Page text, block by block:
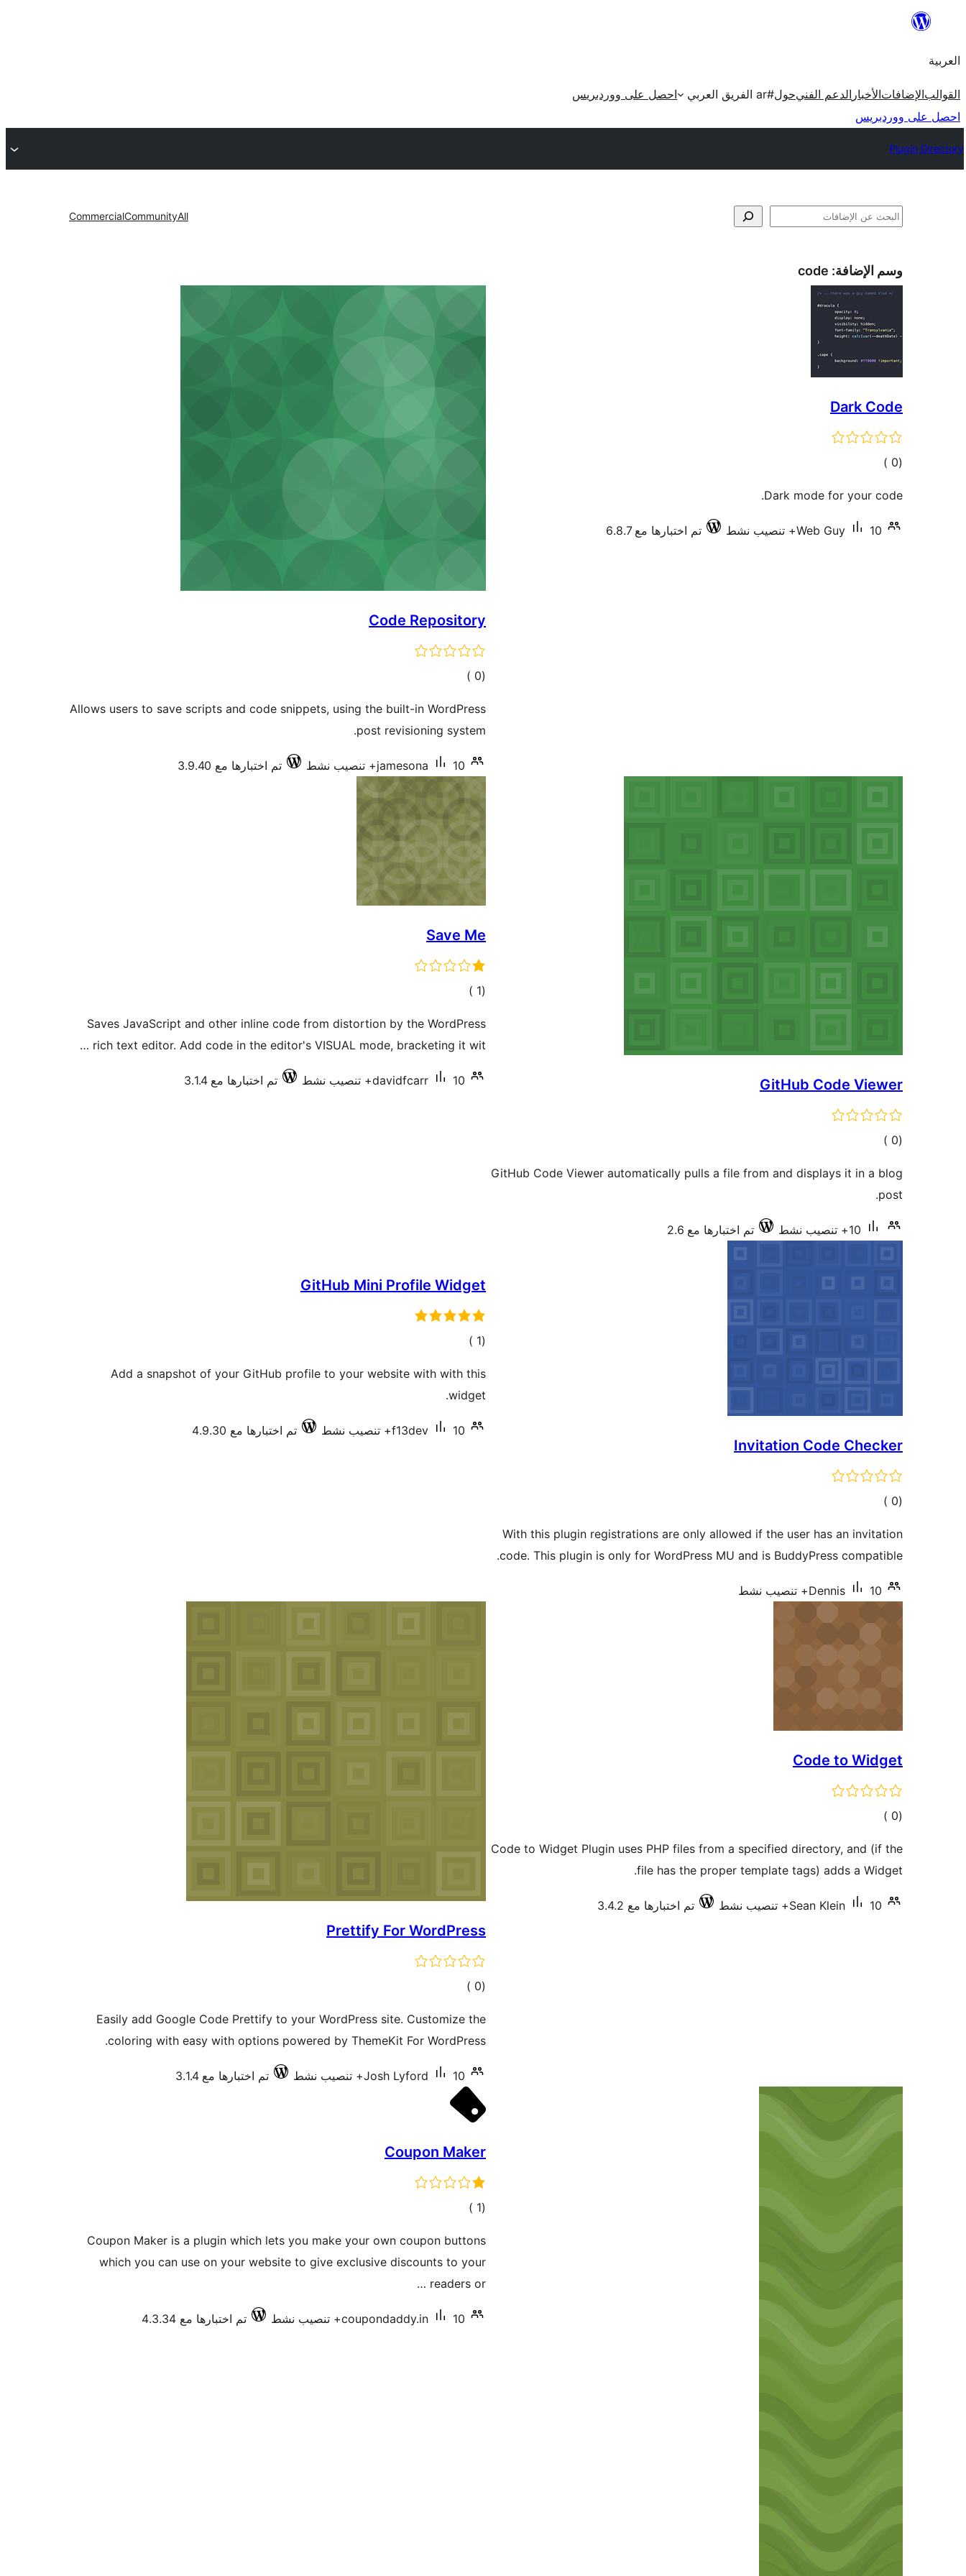
المحتوى
العربية
القوالبالإضافاتالأخبار الدعم الفنيحول#ar الفريق العربي
احصل على ووردبريس
احصل على ووردبريس
Plugin Directory
البحث All
Community
Commercial
وسم الإضافة: code
Dark Code
(0
إجمالي)
Dark mode for your code.
Web Guy 10+ تنصيب نشط تم اختبارها مع 6.8.7
Code Repository
(0
إجمالي)
Allows users to save scripts and code snippets, using the built-in WordPress
post revisioning system.
jamesona 10+ تنصيب نشط تم اختبارها مع 3.9.40
GitHub Code Viewer
(0
إجمالي)
GitHub Code Viewer automatically pulls a file from and displays it in a blog
post.
10+ تنصيب نشط تم اختبارها مع 2.6
Save Me
(1
إجمالي)
Saves JavaScript and other inline code from distortion by the WordPress
rich text editor. Add code in the editor's VISUAL mode, bracketing it wit …
davidfcarr 10+ تنصيب نشط تم اختبارها مع 3.1.4
Invitation Code Checker
(0
إجمالي)
With this plugin registrations are only allowed if the user has an invitation
code. This plugin is only for WordPress MU and is BuddyPress compatible.
Dennis 10+ تنصيب نشط
GitHub Mini Profile Widget
(1
إجمالي)
Add a snapshot of your GitHub profile to your website with with this
widget.
f13dev 10+ تنصيب نشط تم اختبارها مع 4.9.30
Code to Widget
(0
إجمالي)
Code to Widget Plugin uses PHP files from a specified directory, and (if the
file has the proper template tags) adds a Widget.
Sean Klein 10+ تنصيب نشط تم اختبارها مع 3.4.2
Prettify For WordPress
(0
إجمالي)
Easily add Google Code Prettify to your WordPress site. Customize the
coloring with easy with options powered by ThemeKit For WordPress.
Josh Lyford 10+ تنصيب نشط تم اختبارها مع 3.1.4
Coupon Maker
(1
إجمالي)
Coupon Maker is a plugin which lets you make your own coupon buttons
which you can use on your website to give exclusive discounts to your
readers or …
coupondaddy.in 10+ تنصيب نشط تم اختبارها مع 4.3.34